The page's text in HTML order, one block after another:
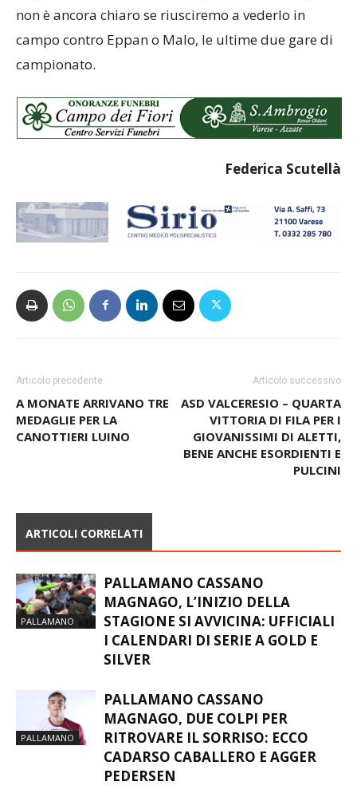
non è ancora chiaro se riusciremo a vederlo in
campo contro Eppan o Malo, le ultime due gare di
campionato.
Federica Scutellà
Articolo precedente
A MONATE ARRIVANO TRE
MEDAGLIE PER LA
CANOTTIERI LUINO
Articolo successivo
ASD VALCERESIO – QUARTA
VITTORIA DI FILA PER I
GIOVANISSIMI DI ALETTI,
BENE ANCHE ESORDIENTI E
PULCINI
ARTICOLI CORRELATI
PALLAMANO
PALLAMANO CASSANO
MAGNAGO, L’INIZIO DELLA
STAGIONE SI AVVICINA: UFFICIALI
I CALENDARI DI SERIE A GOLD E
SILVER
PALLAMANO
PALLAMANO CASSANO
MAGNAGO, DUE COLPI PER
RITROVARE IL SORRISO: ECCO
CADARSO CABALLERO E AGGER
PEDERSEN